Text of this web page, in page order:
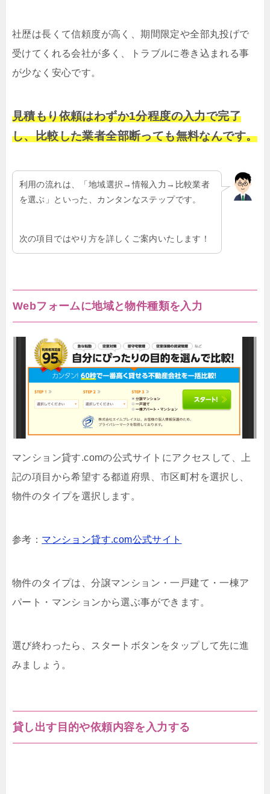
社歴は長くて信頼度が高く、期間限定や全部丸投げで
受けてくれる会社が多く、トラブルに巻き込まれる事
が少なく安心です。
見積もり依頼はわずか1分程度の入力で完了
し、比較した業者全部断っても無料なんです。
利用の流れは、「地域選択→情報入力→比較業者
を選ぶ」といった、カンタンなステップです。
次の項目ではやり方を詳しくご案内いたします！
Webフォームに地域と物件種類を入力
マンション貸す.comの公式サイトにアクセスして、上
記の項目から希望する都道府県、市区町村を選択し、
物件のタイプを選択します。
参考： マンション貸す.com公式サイト
物件のタイプは、分譲マンション・一戸建て・一棟ア
パート・マンションから選ぶ事ができます。
選び終わったら、スタートボタンをタップして先に進
みましょう。
貸し出す目的や依頼内容を入力する